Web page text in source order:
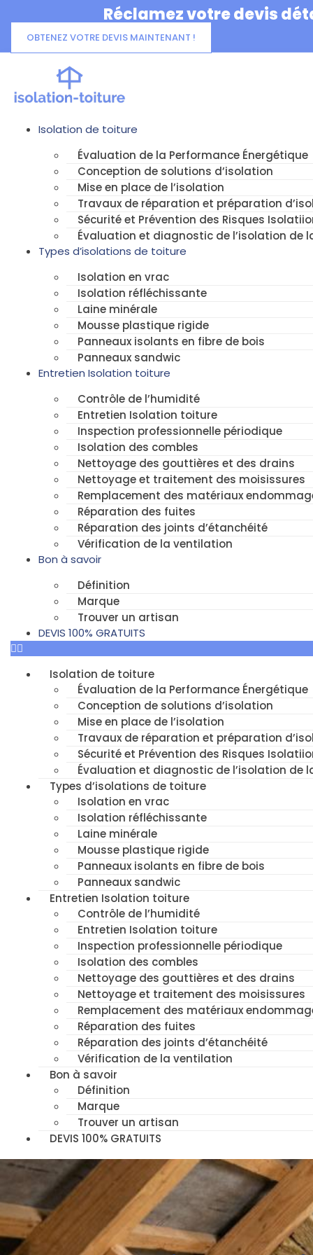
au
contenu
Réclamez votre devis
OBTENEZ VOTRE DEVIS MAINTENANT !
Isolation de toiture
Évaluation de la Performance Énergétique
Conception de solutions d’isolation
Mise en place de l’isolation
Travaux de réparation et préparation
Sécurité et Prévention des Risques
Évaluation et diagnostic de l’isolation de
Types d’isolations de toiture
Isolation en vrac
Isolation réfléchissante
Laine minérale
Mousse plastique rigide
Panneaux isolants en fibre de bois
Panneaux sandwic
Entretien Isolation toiture
Contrôle de l’humidité
Entretien Isolation toiture
Inspection professionnelle périodique
Isolation des combles
Nettoyage des gouttières et des drains
Nettoyage et traitement des moisissures
Remplacement des matériaux
Réparation des fuites
Réparation des joints d’étanchéité
Vérification de la ventilation
Bon à savoir
Définition
Marque
Trouver un artisan
DEVIS 100% GRATUITS
Isolation de toiture
Évaluation de la Performance Énergétique
Conception de solutions d’isolation
Mise en place de l’isolation
Travaux de réparation et préparation
Sécurité et Prévention des Risques
Évaluation et diagnostic de l’isolation de
Types d’isolations de toiture
Isolation en vrac
Isolation réfléchissante
Laine minérale
Mousse plastique rigide
Panneaux isolants en fibre de bois
Panneaux sandwic
Entretien Isolation toiture
Contrôle de l’humidité
Entretien Isolation toiture
Inspection professionnelle périodique
Isolation des combles
Nettoyage des gouttières et des drains
Nettoyage et traitement des moisissures
Remplacement des matériaux
Réparation des fuites
Réparation des joints d’étanchéité
Vérification de la ventilation
Bon à savoir
Définition
Marque
Trouver un artisan
DEVIS 100% GRATUITS